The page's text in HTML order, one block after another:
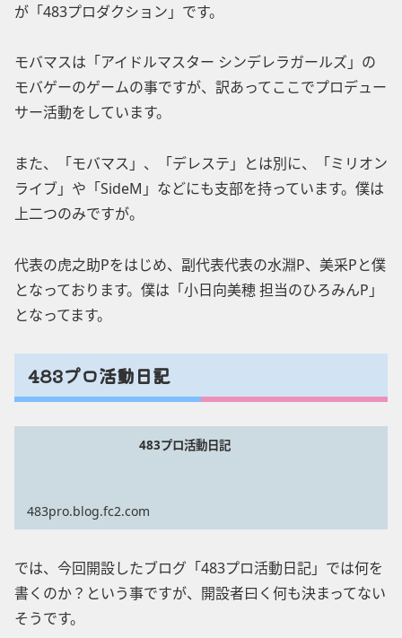
が「483プロダクション」です。
モバマスは「アイドルマスター シンデレラガールズ」の
モバゲーのゲームの事ですが、訳あってここでプロデュー
サー活動をしています。
また、「モバマス」、「デレステ」とは別に、「ミリオン
ライブ」や「SideM」などにも支部を持っています。僕は
上二つのみですが。
代表の虎之助Pをはじめ、副代表代表の水淵P、美采Pと僕
となっております。僕は「小日向美穂 担当のひろみんP」
となってます。
483プロ活動日記
483プロ活動日記
483pro.blog.fc2.com
では、今回開設したブログ「483プロ活動日記」では何を
書くのか？という事ですが、開設者曰く何も決まってない
そうです。